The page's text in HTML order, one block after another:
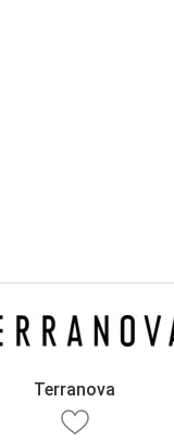
Terranova